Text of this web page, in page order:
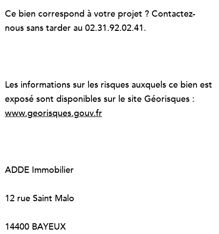
Ce bien correspond à votre projet ? Contactez-
nous sans tarder au 02.31.92.02.41.
Les informations sur les risques auxquels ce bien est
exposé sont disponibles sur le site Géorisques :
www.georisques.gouv.fr
ADDE Immobilier
12 rue Saint Malo
14400 BAYEUX